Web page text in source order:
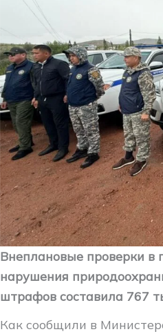
Внеплановые проверки в
нарушения
штрафов составила 767
Как сообщили в